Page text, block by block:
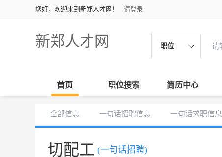
您好，欢迎来到新郑人才网！ 请登录
新郑人才网 职位
首页 职位搜索 简历中心
全部信息 一句话招聘信息 一句话求职信息
切配工 (一句话招聘)